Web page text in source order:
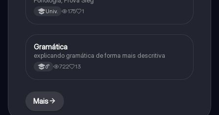
Univ. 175 1
Português
Gramática
explicando gramática de forma mais descritiva
6° 722 13
Mais